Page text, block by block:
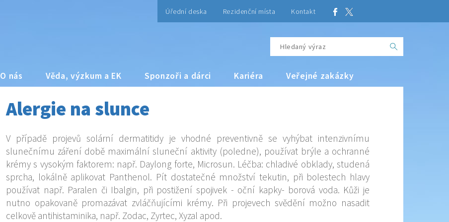
Úřední deska Rezidenční místa Kontakt
O nás Věda, výzkum a EK Sponzoři a dárci Kariéra Veřejné zakázky
Alergie na slunce
V případě projevů solární dermatitidy je vhodné preventivně se vyhýbat intenzivnímu
slunečnímu záření době maximální sluneční aktivity (poledne), používat brýle a ochranné
krémy s vysokým faktorem: např. Daylong forte, Microsun. Léčba: chladivé obklady, studená
sprcha, lokálně aplikovat Panthenol. Pít dostatečné množství tekutin, při bolestech hlavy
používat např. Paralen či Ibalgin, při postižení spojivek - oční kapky- borová voda. Kůži je
nutno opakovaně promazávat zvláčňujícími krémy. Při projevech svědění možno nasadit
celkově antihistaminika, např. Zodac, Zyrtec, Xyzal apod.